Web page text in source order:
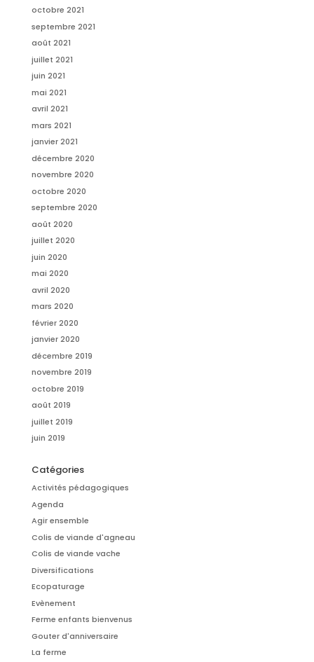
octobre 2021
septembre 2021
août 2021
juillet 2021
juin 2021
mai 2021
avril 2021
mars 2021
janvier 2021
décembre 2020
novembre 2020
octobre 2020
septembre 2020
août 2020
juillet 2020
juin 2020
mai 2020
avril 2020
mars 2020
février 2020
janvier 2020
décembre 2019
novembre 2019
octobre 2019
août 2019
juillet 2019
juin 2019
Catégories
Activités pédagogiques
Agenda
Agir ensemble
Colis de viande d'agneau
Colis de viande vache
Diversifications
Ecopaturage
Evènement
Ferme enfants bienvenus
Gouter d'anniversaire
La ferme